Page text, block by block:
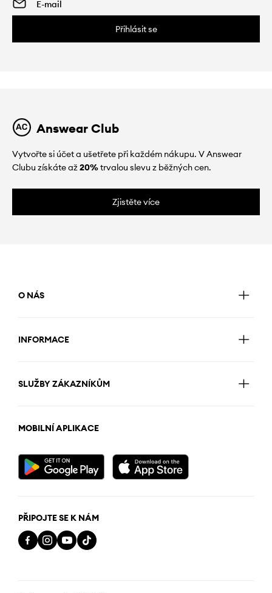
Přihlásit se
Answear Club
Vytvořte si účet a ušetřete při každém nákupu. V Answear
Clubu získáte až20%trvalou slevu z běžných cen.
Zjistěte více
O NÁS
INFORMACE
SLUŽBY ZÁKAZNÍKŮM
MOBILNÍ APLIKACE
PŘIPOJTE SE K NÁM